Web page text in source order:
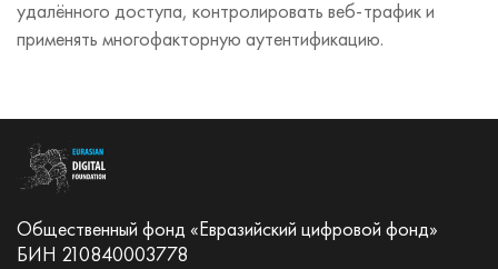
удалённого доступа, контролировать веб-трафик и
применять многофакторную аутентификацию.
Общественный фонд «Евразийский цифровой фонд»
БИН 210840003778